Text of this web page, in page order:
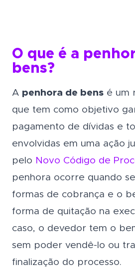
O que é a
bens?
A penhora de bens é um
que tem como objetivo
pagamento de dívidas e
envolvidas em uma ação
pelo Novo Código de
penhora ocorre quando
formas de cobrança e o
forma de quitação na
caso, o devedor tem o
sem poder vendê-lo ou
finalização do processo.